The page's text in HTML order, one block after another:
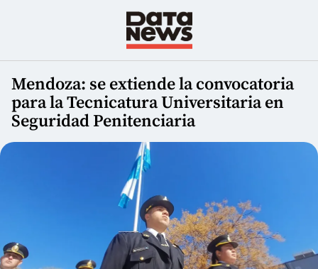
Mendoza: se extiende la convocatoria
para la Tecnicatura Universitaria en
Seguridad Penitenciaria